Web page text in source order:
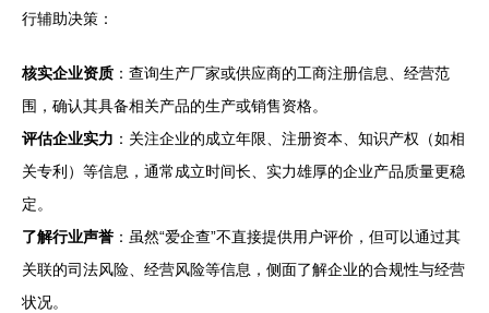
行辅助决策：
核实企业资质 ：查询生产厂家或供应商的工商注册信息、经营范
围，确认其具备相关产品的生产或销售资格。
评估企业实力 ：关注企业的成立年限、注册资本、知识产权（如相
关专利）等信息，通常成立时间长、实力雄厚的企业产品质量更稳
定。
了解行业声誉 ：虽然“爱企查”不直接提供用户评价，但可以通过其
关联的司法风险、经营风险等信息，侧面了解企业的合规性与经营
状况。